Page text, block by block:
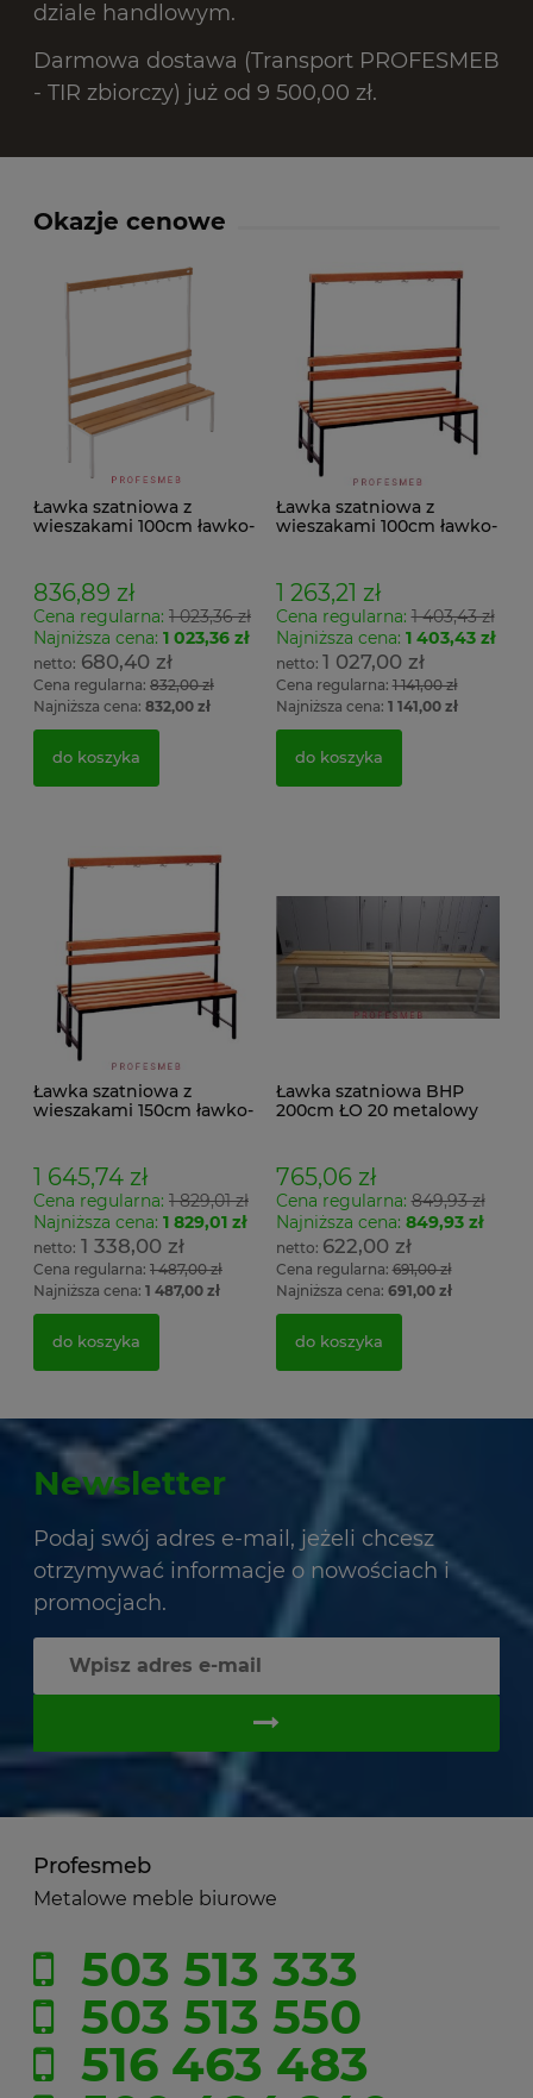
dziale handlowym.
Darmowa dostawa (Transport PROFESMEB
- TIR zbiorczy) już od 9 500,00 zł.
Okazje cenowe
Ławka szatniowa z
wieszakami 100cm ławko-
836,89 zł
Cena regularna: 1 023,36 zł
Najniższa cena: 1 023,36 zł
680,40 zł
Cena regularna: 832,00 zł
Najniższa cena: 832,00 zł
do koszyka
Ławka szatniowa z
wieszakami 100cm ławko-
1 263,21 zł
Cena regularna:1 403,43 zł
Najniższa cena: 1 403,43 zł
1 027,00 zł
Cena regularna:1 141,00 zł
Najniższa cena: 1 141,00 zł
do koszyka
Ławka szatniowa z
wieszakami 150cm ławko-
1 645,74 zł
Cena regularna: 1 829,01 zł
Najniższa cena: 1 829,01 zł
1 338,00 zł
Cena regularna: 1 487,00 zł
Najniższa cena: 1 487,00 zł
do koszyka
Ławka szatniowa BHP
200cm ŁO 20 metalowy
765,06 zł
Cena regularna:849,93 zł
Najniższa cena: 849,93 zł
622,00 zł
Cena regularna:691,00 zł
Najniższa cena: 691,00 zł
do koszyka
Newsletter
Podaj swój adres e-mail, jeżeli chcesz
otrzymywać informacje o nowościach i
promocjach.
Profesmeb
Metalowe meble biurowe
503 513 333
503 513 550
516 463 483